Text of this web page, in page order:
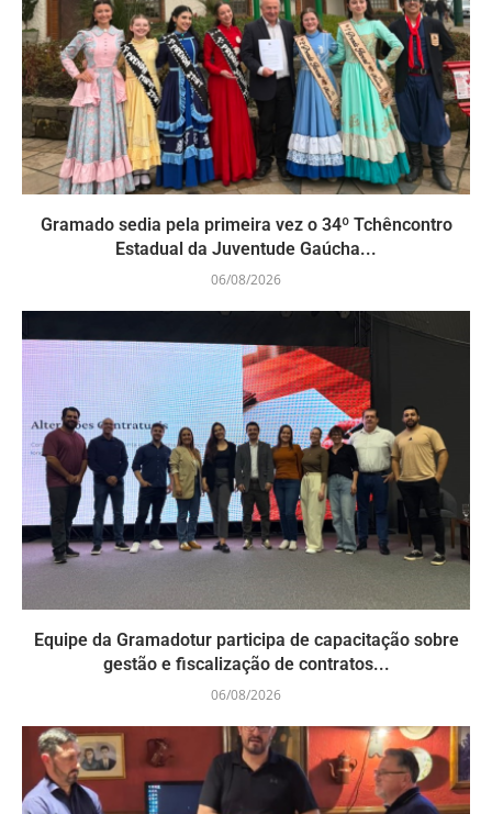
Gramado sedia pela primeira vez o 34º Tchêncontro
Estadual da Juventude Gaúcha...
06/08/2026
Equipe da Gramadotur participa de capacitação sobre
gestão e fiscalização de contratos...
06/08/2026